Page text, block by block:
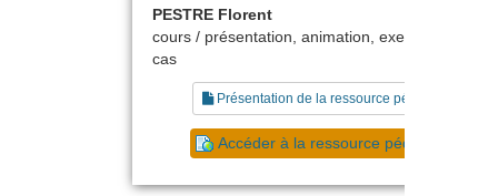
PESTRE Florent
cours / présentation, animation, exercice, étude
cas
Présentation de la ressource pédagogique
Accéder à la ressource pédagogique